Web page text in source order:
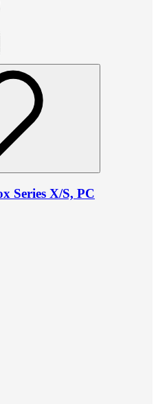
Series X/S, PC